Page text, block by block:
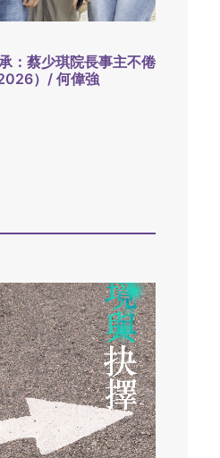
：蔡少琪院長事主不倦
）/ 何偉強